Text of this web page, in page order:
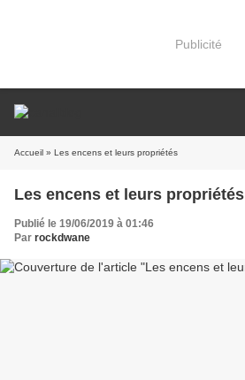
Publicité
Accueil » Les encens et leurs propriétés
Les encens et leurs propriétés
Publié le 19/06/2019 à 01:46
Par rockdwane